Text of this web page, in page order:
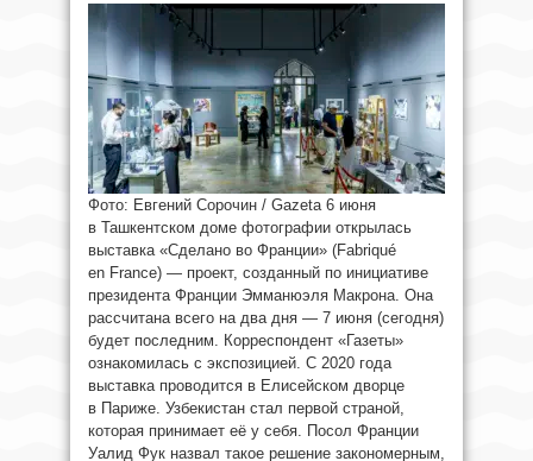
Фото: Евгений Сорочин / Gazeta 6 июня
в Ташкентском доме фотографии открылась
выставка «Сделано во Франции» (Fabriqué
en France) — проект, созданный по инициативе
президента Франции Эмманюэля Макрона. Она
рассчитана всего на два дня — 7 июня (сегодня)
будет последним. Корреспондент «Газеты»
ознакомилась с экспозицией. С 2020 года
выставка проводится в Елисейском дворце
в Париже. Узбекистан стал первой страной,
которая принимает её у себя. Посол Франции
Уалид Фук назвал такое решение закономерным,